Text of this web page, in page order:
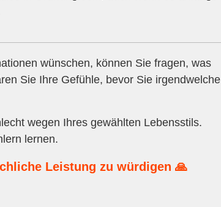
wünschen, können Sie fragen, was
Sie Ihre Gefühle, bevor Sie irgendwelche
wegen Ihres gewählten Lebensstils.
lernen.
Leistung zu würdigen 🙏